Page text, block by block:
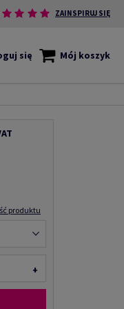
ZAINSPIRUJ SIĘ
się Mój koszyk
produktu
+